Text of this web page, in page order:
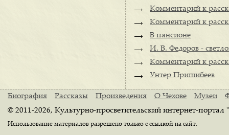
Комментарий к
Комментарий к
В пансионе
И. В. Федоров -
Комментарий к
Унтер Пришибеев
Биография Рассказы Произведения О Чехове Музеи
© 2011-2026, Культурно-просветительский интернет-
Использование материалов разрешено только с ссылкой на сайт.